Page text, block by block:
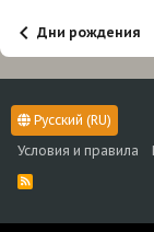
Дни рождения
Русский (RU)
Условия и правила
R